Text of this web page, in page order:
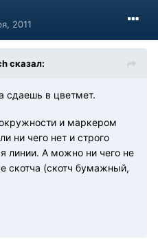
2011
сказал:
сдаешь в цветмет.
и маркером
ни чего нет и строго
линии. А можно ни чего не
скотча (скотч бумажный,